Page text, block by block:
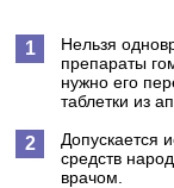
Нельзя
препараты
нужно его
таблетки из
Допускается
средств
врачом.